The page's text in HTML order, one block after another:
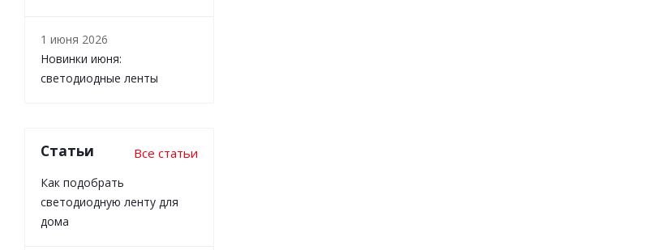
1 июня 2026
Новинки июня:
светодиодные ленты
Статьи Все статьи
Как подобрать
светодиодную ленту для
дома